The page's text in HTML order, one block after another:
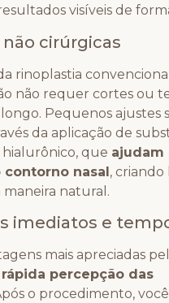
visíveis de
cirúrgicas
rinoplastia
não requer cortes ou
Pequenos ajustes
da aplicação de
que ajudam
nasal, criando
natural.
imediatos e
mais apreciadas
rápida percepção das
o procedimento,